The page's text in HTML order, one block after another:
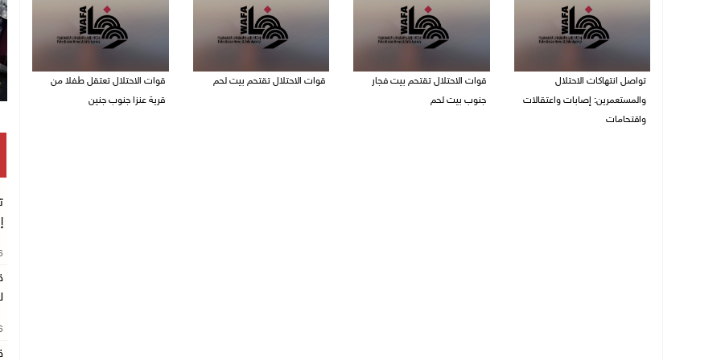
تواصل انتهاكات الاحتلال
والمستعمرين: إصابات واعتقالات
واقتحامات
قوات الاحتلال تقتحم بيت فجار
جنوب بيت لحم
قوات الاحتلال تقتحم بيت لحم
قوات الاحتلال تعتقل طفلا من
قرية عنزا جنوب جنين